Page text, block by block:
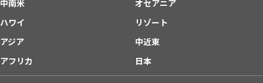
中南米
オセアニア
ハワイ
リゾート
アジア
中近東
アフリカ
日本